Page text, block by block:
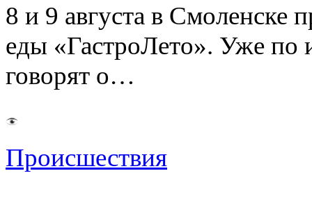
8 и 9 августа в Смоленске
еды «ГастроЛето». Уже по
говорят о…
Происшествия